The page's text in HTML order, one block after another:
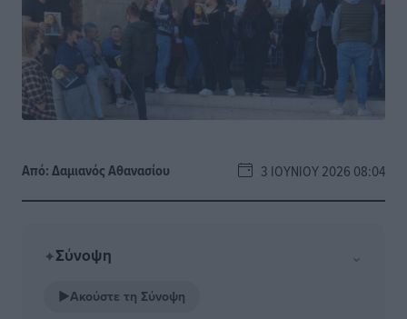
Από:Δαμιανός Αθανασίου 3 ΙΟΥΝΊΟΥ 2026 08:04
✦Σύνοψη ⌄
▶Ακούστε τη Σύνοψη